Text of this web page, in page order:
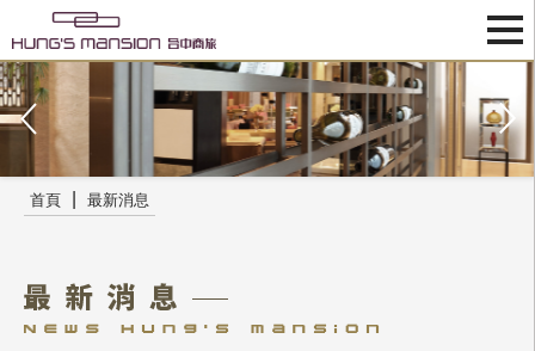
首頁 最新消息